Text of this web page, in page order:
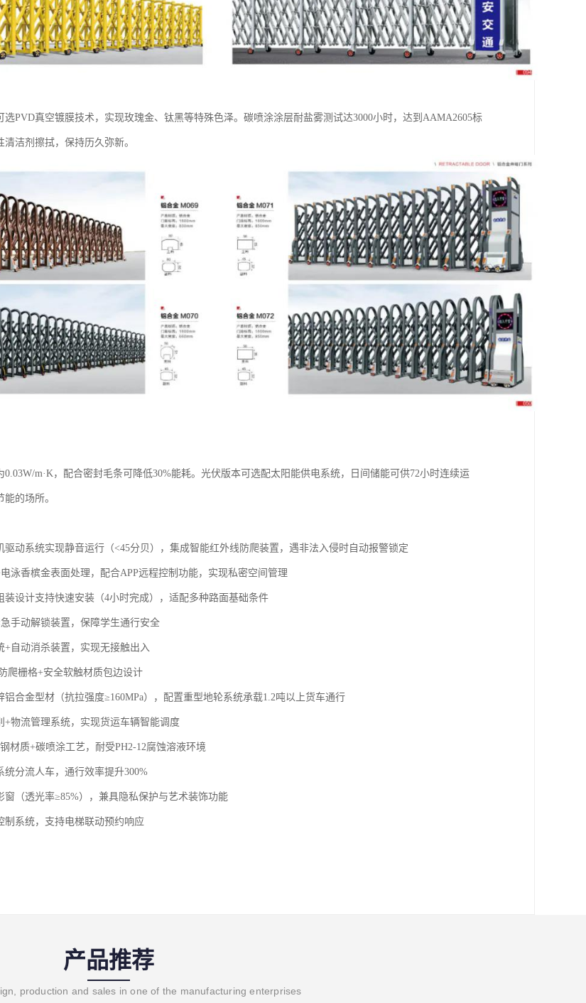
选PVD真空镀膜技术，实现玫瑰金、钛黑等特殊色泽。碳喷涂涂层耐盐雾测试达3000小时，达到AAMA2605标
洁剂擦拭，保持历久弥新。
0.03W/m·K，配合密封毛条可降低30%能耗。光伏版本可选配太阳能供电系统，日间储能可供72小时连续运
的场所。
驱动系统实现静音运行（<45分贝），集成智能红外线防爬装置，遇非法入侵时自动报警锁定
泳香槟金表面处理，配合APP远程控制功能，实现私密空间管理
装设计支持快速安装（4小时完成），适配多种路面基础条件
手动解锁装置，保障学生通行安全
+自动消杀装置，实现无接触出入
爬栅格+安全软触材质包边设计
铝合金型材（抗拉强度≥160MPa），配置重型地轮系统承载1.2吨以上货车通行
+物流管理系统，实现货运车辆智能调度
材质+碳喷涂工艺，耐受PH2-12腐蚀溶液环境
统分流人车，通行效率提升300%
窗（透光率≥85%），兼具隐私保护与艺术装饰功能
制系统，支持电梯联动预约响应
产品推荐
production and sales in one of the manufacturing enterprises